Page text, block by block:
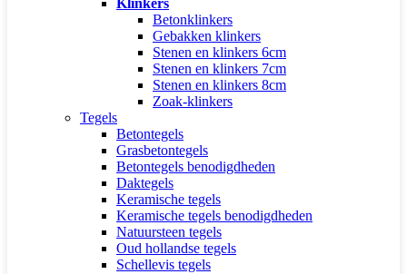
Betonklinkers
Gebakken klinkers
Stenen en klinkers 6cm
Stenen en klinkers 7cm
Stenen en klinkers 8cm
Zoak-klinkers
Tegels
Betontegels
Grasbetontegels
Betontegels benodigdheden
Daktegels
Keramische tegels
Keramische tegels benodigdheden
Natuursteen tegels
Oud hollandse tegels
Schellevis tegels